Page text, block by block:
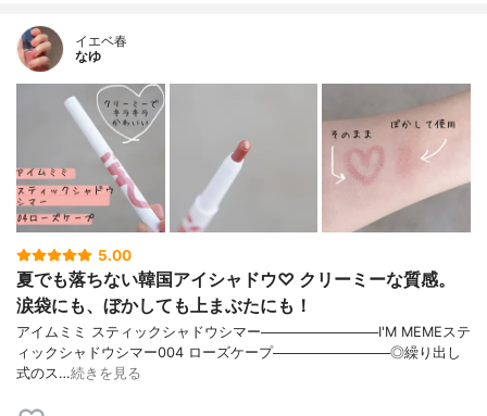
イエベ春
なゆ
5.00
夏でも落ちない韓国アイシャドウ♡ クリーミーな質感。
涙袋にも、ぼかしても上まぶたにも！
アイムミミ スティックシャドウシマー────────────I'M MEMEステ
ィックシャドウシマー004 ローズケープ────────────◎繰り出し
式のス…続きを見る